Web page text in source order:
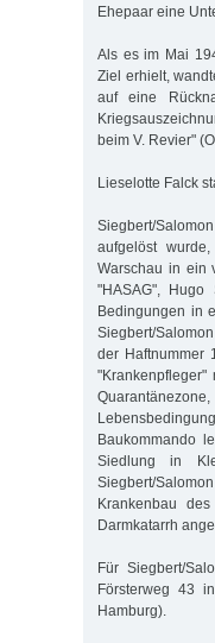
Ehepaar eine
Als es im Mai
Ziel erhielt,
auf eine
beim V. Revier"
Lieselotte Falck
Siegbert/
aufgelöst
Warschau in ein
"HASAG", Hugo
Bedingungen in
Siegbert/
der Haftnummer
Baukommando
Siedlung in
Siegbert/
Krankenbau
Darmkatarrh
Für Siegbert/
Försterweg 43
Hamburg).